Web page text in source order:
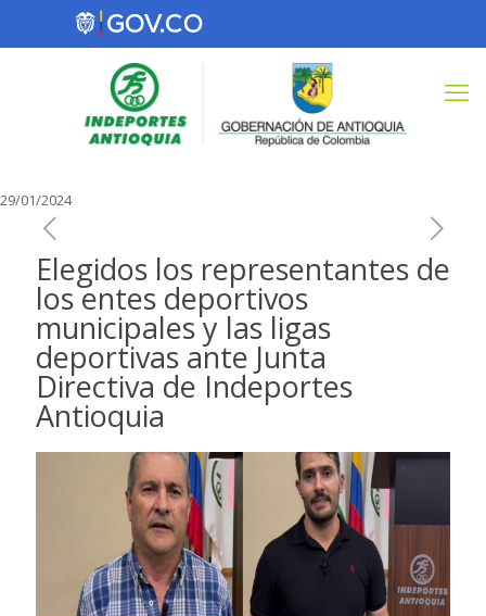
29/01/2024
Elegidos los representantes de
los entes deportivos
municipales y las ligas
deportivas ante Junta
Directiva de Indeportes
Antioquia